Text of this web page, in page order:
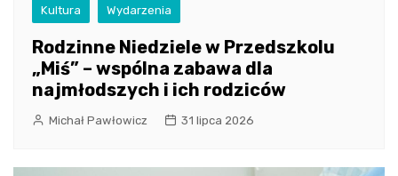
Kultura Wydarzenia
Rodzinne Niedziele w Przedszkolu
„Miś” – wspólna zabawa dla
najmłodszych i ich rodziców
Michał Pawłowicz 31 lipca 2026